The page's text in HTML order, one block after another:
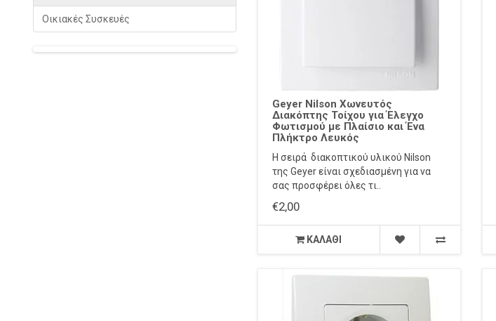
Οικιακές Συσκευές
Geyer Nilson Χωνευτός
Διακόπτης Τοίχου για Έλεγχο
Φωτισμού με Πλαίσιο και Ένα
Πλήκτρο Λευκός
Η σειρά διακοπτικού υλικού Nilson
της Geyer είναι σχεδιασμένη για να
σας προσφέρει όλες τι..
€2,00
ΚΑΛΆΘΙ